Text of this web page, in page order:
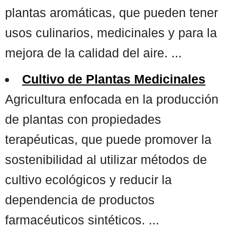
plantas aromáticas, que pueden tener
usos culinarios, medicinales y para la
mejora de la calidad del aire. ...
Cultivo de Plantas Medicinales
Agricultura enfocada en la producción
de plantas con propiedades
terapéuticas, que puede promover la
sostenibilidad al utilizar métodos de
cultivo ecológicos y reducir la
dependencia de productos
farmacéuticos sintéticos. ...